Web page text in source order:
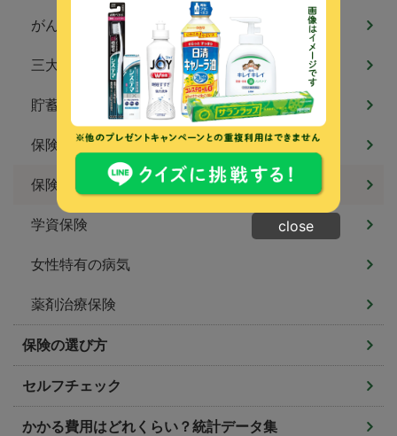
がん保険
三大疾病保険・特定疾病保険
貯蓄型保険
保険の特約
保険用語集
学資保険
女性特有の病気
薬剤治療保険
保険の選び方
セルフチェック
かかる費用はどれくらい？統計データ集
close